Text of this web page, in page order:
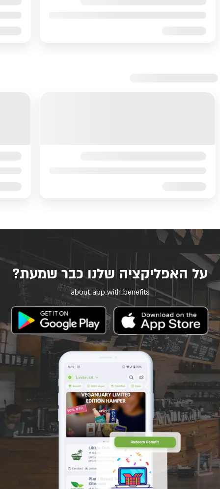
על האפליקציה שלנו כבר שמעת?
about_app_with_benefits